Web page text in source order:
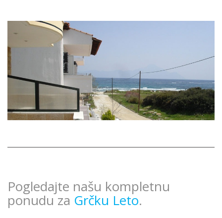
Pogledajte našu kompletnu
ponudu za Grčku Leto.